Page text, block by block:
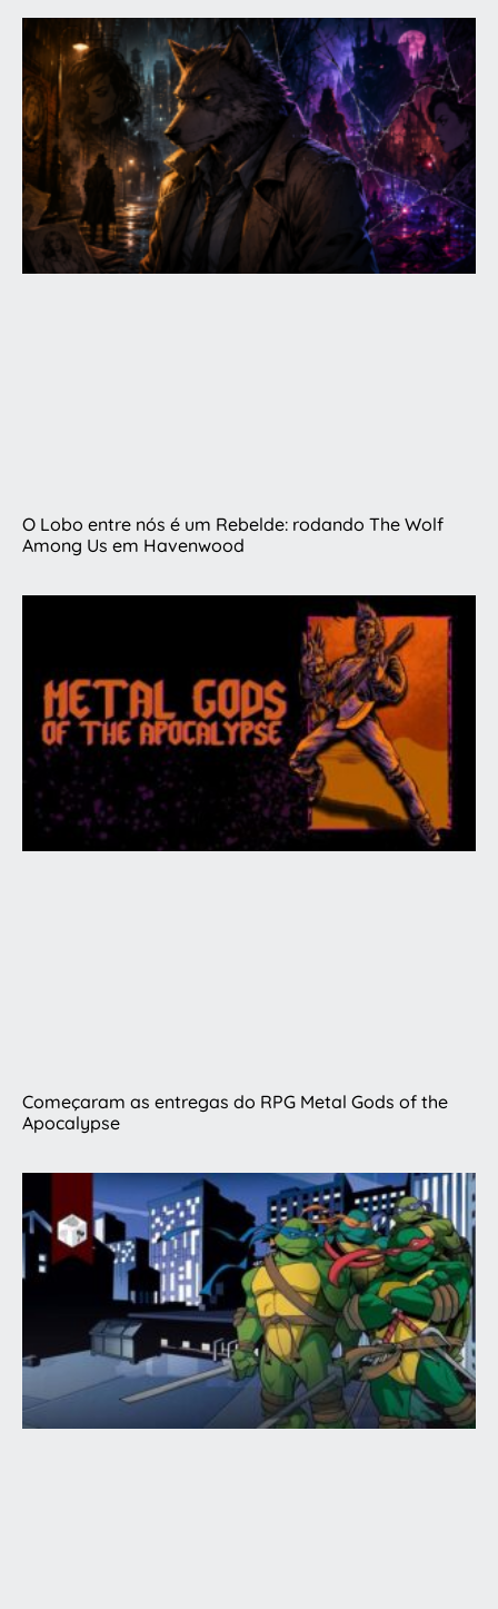
O Lobo entre nós é um Rebelde: rodando The Wolf
Among Us em Havenwood
Começaram as entregas do RPG Metal Gods of the
Apocalypse